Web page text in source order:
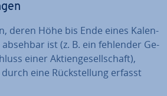
deren Höhe bis Ende eines Ka­len­
ist (z. B. ein fehlender Ge­
einer Ak­ti­en­ge­sell­schaft),
eine Rück­stel­lung erfasst